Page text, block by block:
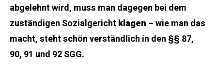
abgelehnt wird, muss man dagegen bei dem
zuständigen Sozialgericht klagen – wie man das
macht, steht schön verständlich in den §§ 87,
90, 91 und 92 SGG.